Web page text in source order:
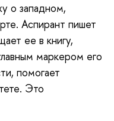
о западном,
Аспирант пишет
ее в книгу,
маркером его
помогает
Это